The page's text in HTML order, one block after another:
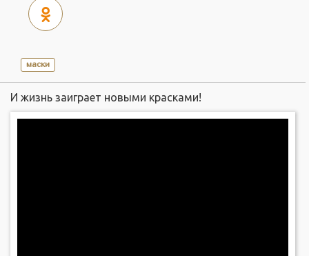
маски
И жизнь заиграет новыми красками!